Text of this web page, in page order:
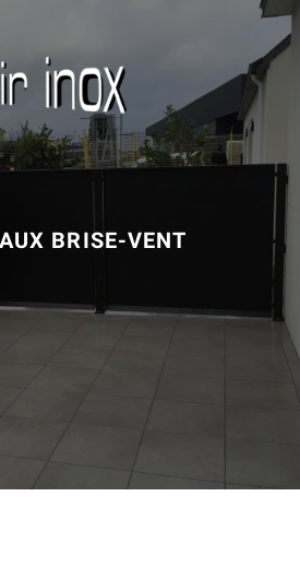
BRISE-VENT